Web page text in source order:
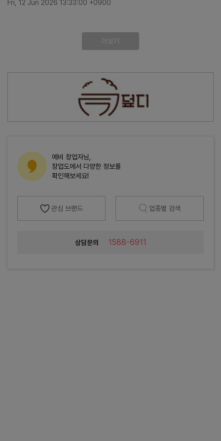
Fri, 12 Jun 2026 13:33:00 +0900
더보기
예비 창업자님,
창업도에서 다양한 정보를
확인해보세요!
관심 브랜드 업종별 검색
상담문의 1588-6911